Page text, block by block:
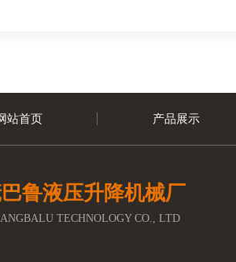
站首页 产品展示
鲁液压升降机械厂
TECHNOLOGY CO., LTD